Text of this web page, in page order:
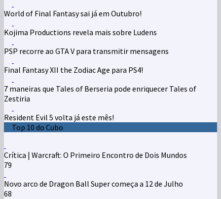
World of Final Fantasy sai já em Outubro!
Kojima Productions revela mais sobre Ludens
PSP recorre ao GTA V para transmitir mensagens
Final Fantasy XII the Zodiac Age para PS4!
7 maneiras que Tales of Berseria pode enriquecer Tales of
Zestiria
Resident Evil 5 volta já este mês!
Top 10 do Cubo
Crítica | Warcraft: O Primeiro Encontro de Dois Mundos
79
Novo arco de Dragon Ball Super começa a 12 de Julho
68